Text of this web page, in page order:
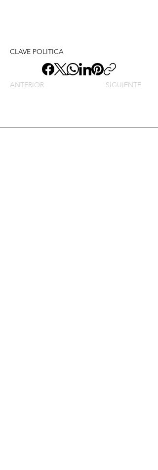
CLAVE POLITICA
ANTERIOR SIGUIENTE